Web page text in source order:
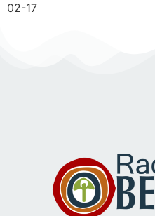
COMPARTIR
02-17